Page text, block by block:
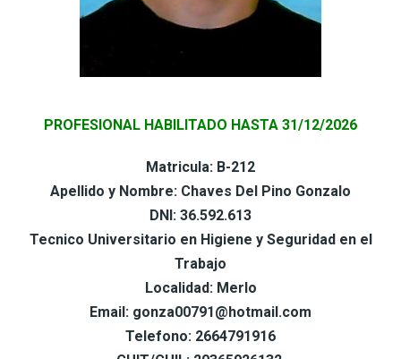
PROFESIONAL HABILITADO HASTA 31/12/2026
Matricula: B-212
Apellido y Nombre: Chaves Del Pino Gonzalo
DNI: 36.592.613
Tecnico Universitario en Higiene y Seguridad en el
Trabajo
Localidad: Merlo
Email: gonza00791@hotmail.com
Telefono: 2664791916